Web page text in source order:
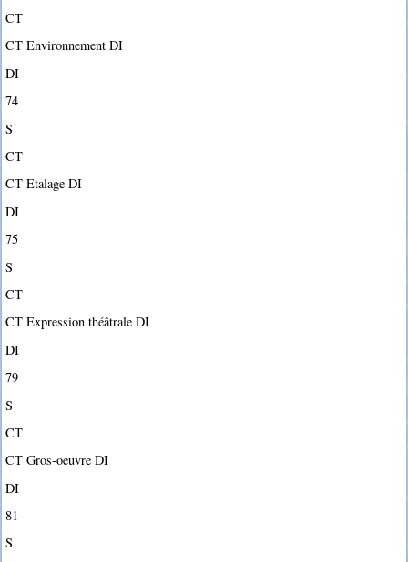
CT
CT Environnement DI
DI
74
S
CT
CT Etalage DI
DI
75
S
CT
CT Expression théâtrale DI
DI
79
S
CT
CT Gros-oeuvre DI
DI
81
S